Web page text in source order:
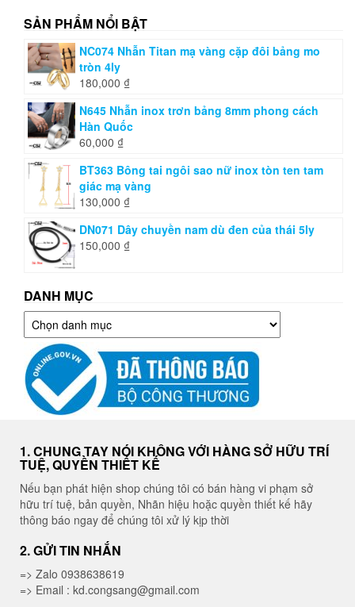
SẢN PHẨM NỔI BẬT
NC074 Nhẫn Titan mạ vàng cặp đôi bảng mo
tròn 4ly
180,000 ₫
N645 Nhẫn inox trơn bảng 8mm phong cách
Hàn Quốc
60,000 ₫
BT363 Bông tai ngôi sao nữ inox tòn ten tam
giác mạ vàng
130,000 ₫
DN071 Dây chuyền nam dù đen của thái 5ly
150,000 ₫
DANH MỤC
Danh
mục
1. CHUNG TAY NÓI KHÔNG VỚI HÀNG SỞ HỮU TRÍ
TUỆ, QUYỀN THIẾT KẾ
Nếu bạn phát hiện shop chúng tôi có bán hàng vi phạm sở
hữu trí tuệ, bản quyền, Nhãn hiệu hoặc quyền thiết kế hãy
thông báo ngay để chúng tôi xử lý kịp thời
2. GỬI TIN NHẮN
=> Zalo 0938638619
=> Email : kd.congsang@gmail.com